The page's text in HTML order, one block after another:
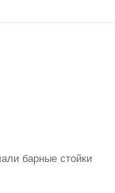
барные стойки